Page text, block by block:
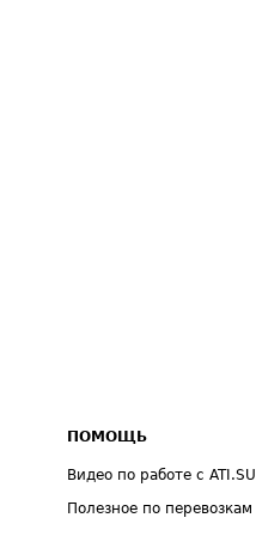
ПОМОЩЬ
Видео по работе с ATI.SU
Полезное по перевозкам